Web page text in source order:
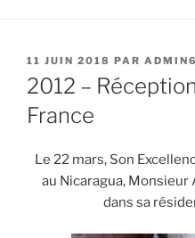
PUBLIÉ
LE
11 JUIN 2018 PAR
2012 –
France
Le 22 mars, Son
au Nicaragua, Monsieur
dans sa